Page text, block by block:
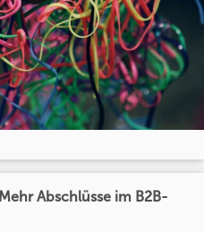
Abschlüsse im B2B-